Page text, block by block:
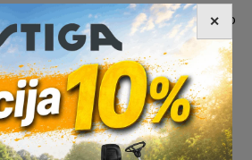
opisu, vrsti, količini i kvaliteti odnosno
interoperabilnost i druge
ugovorom o kupoprodaji,
za bilo koju posebnu namjenu za
s kojom je kupac upoznao
trenutku sklapanja ugovora te u
dao pristanak,
✕